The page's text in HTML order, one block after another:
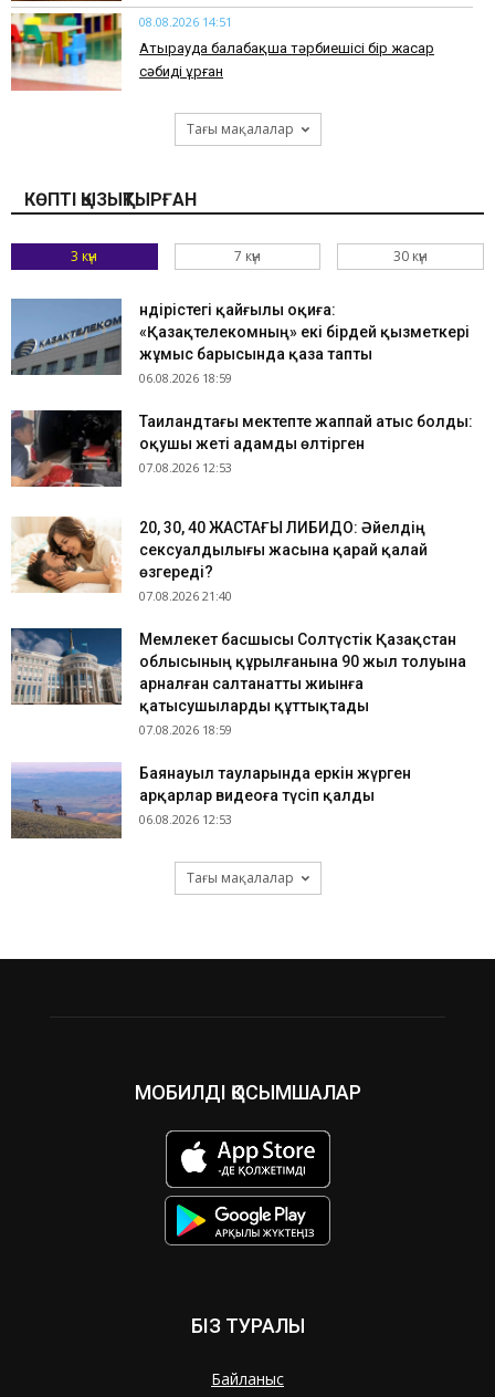
08.08.2026 14:51
Атырауда балабақша тәрбиешісі бір жасар
сәбиді ұрған
Тағы мақалалар
КӨПТІ ҚЫЗЫҚТЫРҒАН
3 күн 7 күн 30 күн
Өндірістегі қайғылы оқиға:
«Қазақтелекомның» екі бірдей қызметкері
жұмыс барысында қаза тапты
06.08.2026 18:59
Таиландтағы мектепте жаппай атыс болды:
оқушы жеті адамды өлтірген
07.08.2026 12:53
​20, 30, 40 ЖАСТАҒЫ ЛИБИДО: Әйелдің
сексуалдылығы жасына қарай қалай
өзгереді?
07.08.2026 21:40
Мемлекет басшысы Солтүстік Қазақстан
облысының құрылғанына 90 жыл толуына
арналған салтанатты жиынға
қатысушыларды құттықтады
07.08.2026 18:59
Баянауыл тауларында еркін жүрген
арқарлар видеоға түсіп қалды
06.08.2026 12:53
Тағы мақалалар
МОБИЛДІ ҚОСЫМШАЛАР
БІЗ ТУРАЛЫ
Байланыс